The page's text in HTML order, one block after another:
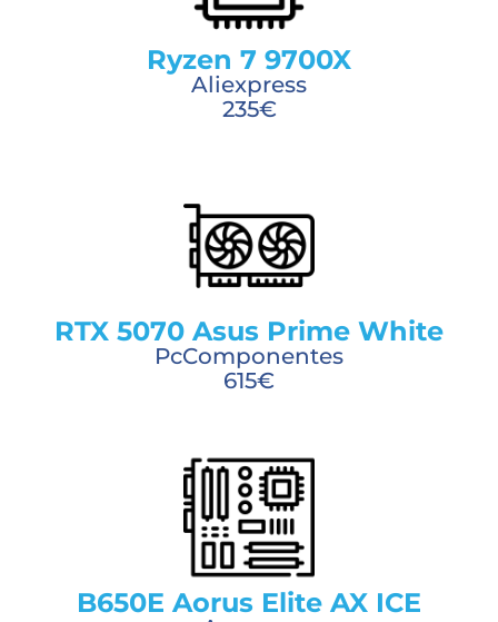
Ryzen 7 9700X
Aliexpress
235€
RTX 5070 Asus Prime White
PcComponentes
615€
B650E Aorus Elite AX ICE